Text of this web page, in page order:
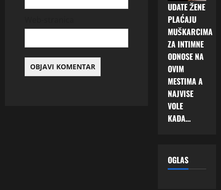
UDATE ŽENE
PLAĆAJU
MUŠKARCIMA
ZA INTIMNE
ODNOSE NA
OVIM
MESTIMA A
NAJVISE
VOLE
KADA…
OGLAS